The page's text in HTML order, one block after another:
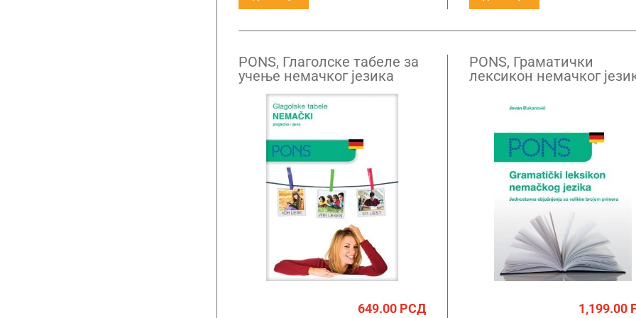
PONS, Глаголске табеле за
учење немачког језика
649.00РСД
PONS, Граматички
лексикон немачког
1,199.00